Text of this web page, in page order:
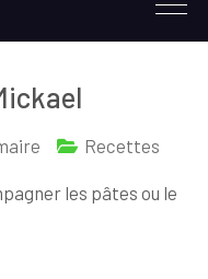
Recettes
les pâtes ou le